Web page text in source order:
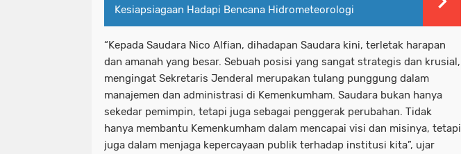
Kesiapsiagaan Hadapi Bencana Hidrometeorologi
“Kepada Saudara Nico Alfian, dihadapan Saudara kini, terletak harapan
dan amanah yang besar. Sebuah posisi yang sangat strategis dan krusial,
mengingat Sekretaris Jenderal merupakan tulang punggung dalam
manajemen dan administrasi di Kemenkumham. Saudara bukan hanya
sekedar pemimpin, tetapi juga sebagai penggerak perubahan. Tidak
hanya membantu Kemenkumham dalam mencapai visi dan misinya, tetapi
juga dalam menjaga kepercayaan publik terhadap institusi kita”, ujar